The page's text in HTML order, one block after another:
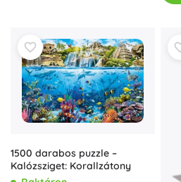
1500 darabos puzzle –
Kalózsziget: Korallzátony